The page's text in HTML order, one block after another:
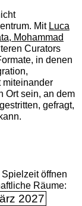
Mit Luca
Mohammad
Curators
in denen
miteinander
Ort sein, an dem
gefragt,
öffnen
Räume:
2027